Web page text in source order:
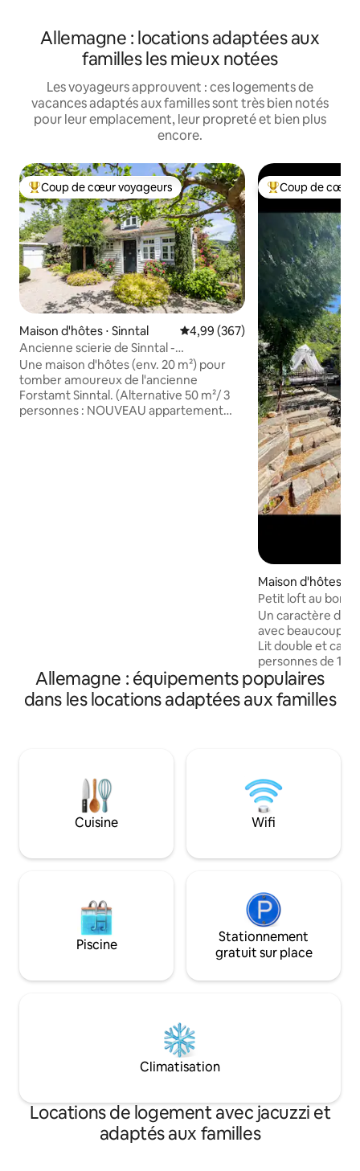
Allemagne : locations adaptées aux
familles les mieux notées
Les voyageurs approuvent : ces logements de
vacances adaptés aux familles sont très bien notés
pour leur emplacement, leur propreté et bien plus
encore.
Coups de cœur voyageurs les plus appréciés
Coup de cœur voyageurs
Maison d'hôtes ⋅ Sinntal Évaluation moyenne sur la
4,99 (367)
Ancienne scierie de Sinntal -
naturellement charmante
Une maison d'hôtes (env. 20 m²) pour
tomber amoureux de l'ancienne
Forstamt Sinntal. (Alternative 50 m²/ 3
personnes : NOUVEAU appartement
Coups de cœur
Coup de cœur
Maison d'hôtes ⋅
Petit loft au bord
Un caractère de
avec beaucoup
Lit double et
personnes de
pliant, ainsi qu'un
salle de bain/
spacieuse.
et intimité
idéal pour les
lisière de forêt. À
Baldeneysee.
6)
Allemagne : équipements populaires
dans les locations adaptées aux familles
Cuisine Wifi
Piscine
Stationnement
gratuit sur place
Climatisation
Locations de logement avec jacuzzi et
adaptés aux familles